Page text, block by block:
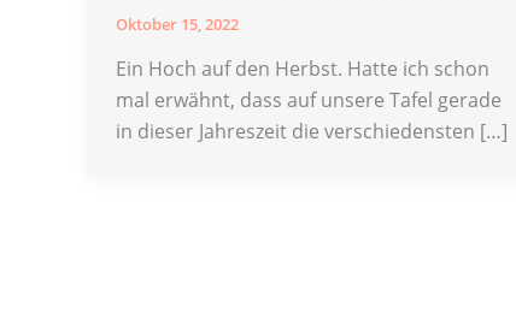
Oktober 15, 2022
Ein Hoch auf den Herbst. Hatte ich schon
mal erwähnt, dass auf unsere Tafel gerade
in dieser Jahreszeit die verschiedensten […]